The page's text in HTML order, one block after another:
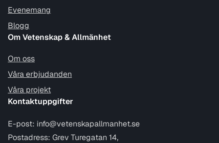
Evenemang
Blogg
Om Vetenskap & Allmänhet
Om oss
Våra erbjudanden
Våra projekt
Kontaktuppgifter
E-post: info@vetenskapallmanhet.se
Postadress: Grev Turegatan 14,